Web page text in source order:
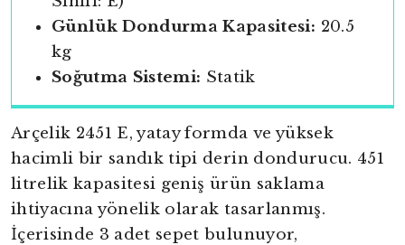
Günlük Dondurma Kapasitesi: 20.5
kg
Soğutma Sistemi: Statik
Arçelik 2451 E, yatay formda ve yüksek
hacimli bir sandık tipi derin dondurucu. 451
litrelik kapasitesi geniş ürün saklama
ihtiyacına yönelik olarak tasarlanmış.
İçerisinde 3 adet sepet bulunuyor,